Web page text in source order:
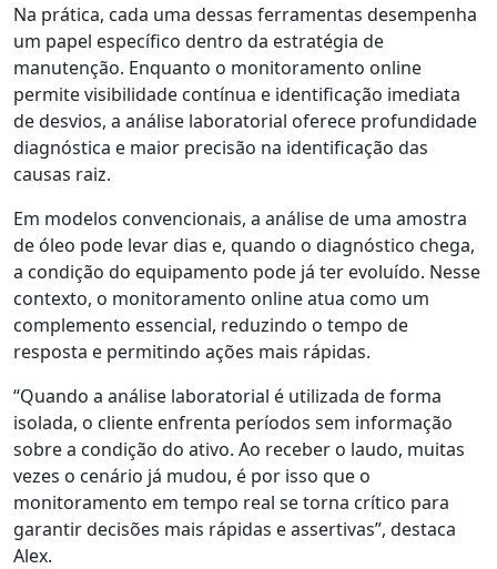
Na prática, cada uma dessas ferramentas desempenha
um papel específico dentro da estratégia de
manutenção. Enquanto o monitoramento online
permite visibilidade contínua e identificação imediata
de desvios, a análise laboratorial oferece profundidade
diagnóstica e maior precisão na identificação das
causas raiz.
Em modelos convencionais, a análise de uma amostra
de óleo pode levar dias e, quando o diagnóstico chega,
a condição do equipamento pode já ter evoluído. Nesse
contexto, o monitoramento online atua como um
complemento essencial, reduzindo o tempo de
resposta e permitindo ações mais rápidas.
“Quando a análise laboratorial é utilizada de forma
isolada, o cliente enfrenta períodos sem informação
sobre a condição do ativo. Ao receber o laudo, muitas
vezes o cenário já mudou, é por isso que o
monitoramento em tempo real se torna crítico para
garantir decisões mais rápidas e assertivas”, destaca
Alex.